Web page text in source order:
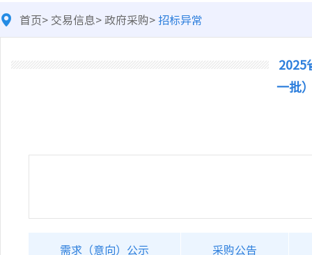
首页> 交易信息>政府采购>招标异常
2025
一批
需求（意向）公示 采购公告